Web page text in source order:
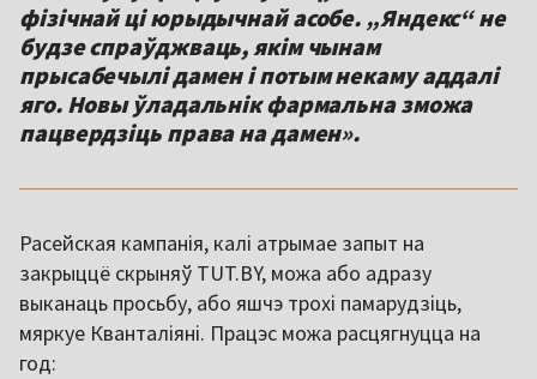
фізічнай ці юрыдычнай асобе. „Яндекс“ не
будзе спраўджваць, якім чынам
прысабечылі дамен і потым некаму аддалі
яго. Новы ўладальнік фармальна зможа
пацвердзіць права на дамен».
Расейская кампанія, калі атрымае запыт на
закрыццё скрыняў TUT.BY, можа або адразу
выканаць просьбу, або яшчэ трохі памарудзіць,
мяркуе Кванталіяні. Працэс можа расцягнуцца на
год: